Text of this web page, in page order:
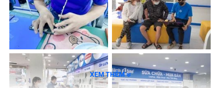
XEM THÊM